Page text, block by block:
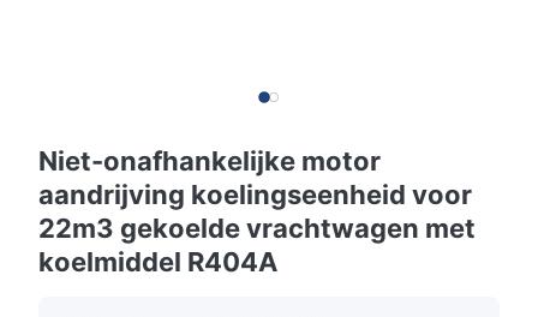
Niet-onafhankelijke motor
aandrijving koelingseenheid voor
22m3 gekoelde vrachtwagen met
koelmiddel R404A